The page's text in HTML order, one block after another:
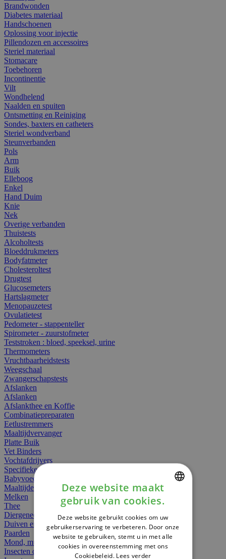
Brandwonden
Diabetes materiaal
Handschoenen
Oplossing voor injectie
Pillendozen en accessoires
Steriel materiaal
Stomacare
Toebehoren
Incontinentie
Vilt
Wondhelend
Naalden en spuiten
Ontsmetting en Reiniging
Sondes, baxters en catheters
Steriel wondverband
Steunverbanden
Pols
Arm
Buik
Elleboog
Enkel
Hand Duim
Knie
Nek
Overige verbanden
Thuistests
Alcoholtests
Bloeddrukmeters
Bodyfatmeter
Cholesteroltest
Drugtest
Glucosemeters
Hartslagmeter
Menopauzetest
Ovulatietest
Pedometer - stappenteller
Spirometer - zuurstofmeter
Teststroken : bloed, speeksel, urine
Thermometers
Vruchtbaarheidstests
Weegschaal
Zwangerschapstests
Afslanken
Afslanken
Afslankthee en Koffie
Combinatiepreparaten
Eetlustremmers
Maaltijdvervanger
Platte Buik
Vet Binders
Vochtafdrijvers
Specifieke Voeding
Babyvoeding
Maaltijden
Melken
Thee
Diergeneesmiddelen
Duiven en vogels
Paarden
Mond, muil of snavel
Insecten dieren
DUTCH
FRENCH
ENGLISH
Deze website maakt
gebruik van cookies.
Deze website gebruikt cookies om uw
gebruikerservaring te verbeteren. Door onze
website te gebruiken, stemt u in met alle
cookies in overeenstemming met ons
Cookiebeleid. Lees verder